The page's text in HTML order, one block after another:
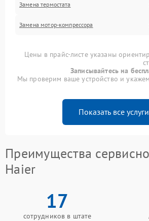
Замена термостата
Замена мотор-компрессора
Цены в прайс-листе указаны
Записывайтесь на
Мы проверим ваше устройство и
Показать все услуги
Преимущества
Haier
17
сотрудников в штате